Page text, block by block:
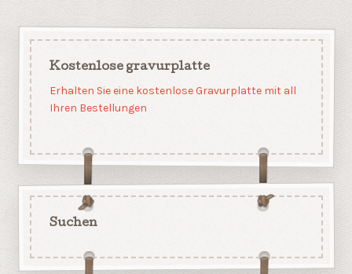
Kostenlose gravurplatte
Erhalten Sie eine kostenlose Gravurplatte mit all
Ihren Bestellungen
Suchen